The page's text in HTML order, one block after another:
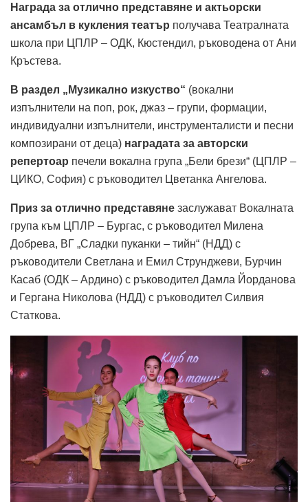
Награда за отлично представяне и актьорски
ансамбъл в кукления театър получава Театралната
школа при ЦПЛР – ОДК, Кюстендил, ръководена от Ани
Кръстева.
В раздел „Музикално изкуство“ (вокални
изпълнители на поп, рок, джаз – групи, формации,
индивидуални изпълнители, инструменталисти и песни
композирани от деца) наградата за авторски
репертоар печели вокална група „Бели брези“ (ЦПЛР –
ЦИКО, София) с ръководител Цветанка Ангелова.
Приз за отлично представяне заслужават Вокалната
група към ЦПЛР – Бургас, с ръководител Милена
Добрева, ВГ „Сладки пуканки – тийн“ (НДД) с
ръководители Светлана и Емил Струнджеви, Бурчин
Касаб (ОДК – Ардино) с ръководител Дамла Йорданова
и Гергана Николова (НДД) с ръководител Силвия
Статкова.